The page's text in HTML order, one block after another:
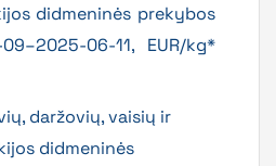
didmeninės prekybos
06-11, EUR/kg*
daržovių, vaisių ir
didmeninės